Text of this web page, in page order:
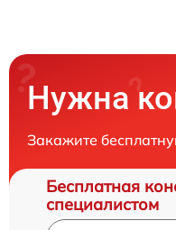
Нужна
Закажите
Бесплатная
специалистом